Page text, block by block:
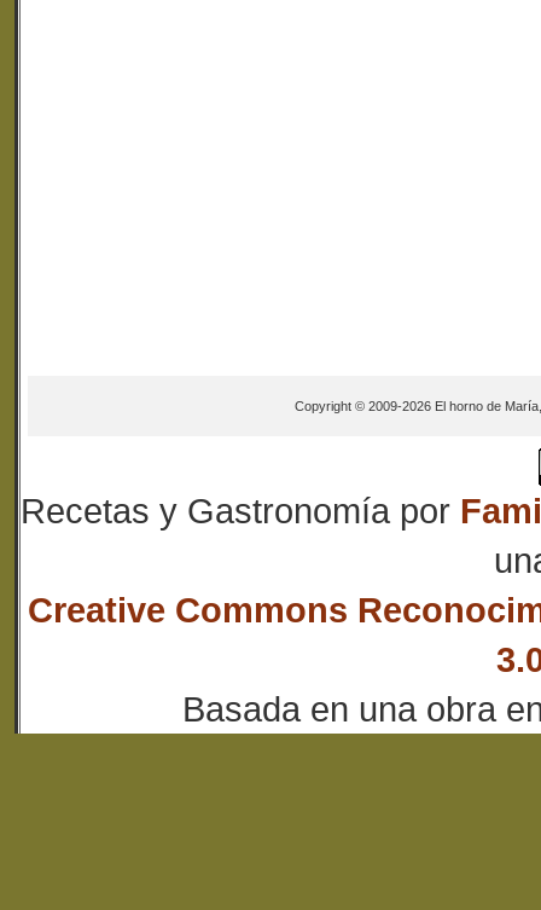
Copyright © 2009-2026 El horno de
Recetas y Gastronomía por
Creative Commons
Basada en una obra